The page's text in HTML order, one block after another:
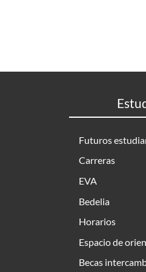
Futuros
Carreras
EVA
Bedelia
Horarios
Espacio de
Becas